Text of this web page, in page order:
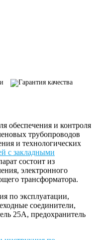
Гарантия качества
обеспечения и контроля
трубопроводов
и технологических
с закладными
состоит из
электронного
трансформатора.
по эксплуатации,
соединители,
25А, предохранитель